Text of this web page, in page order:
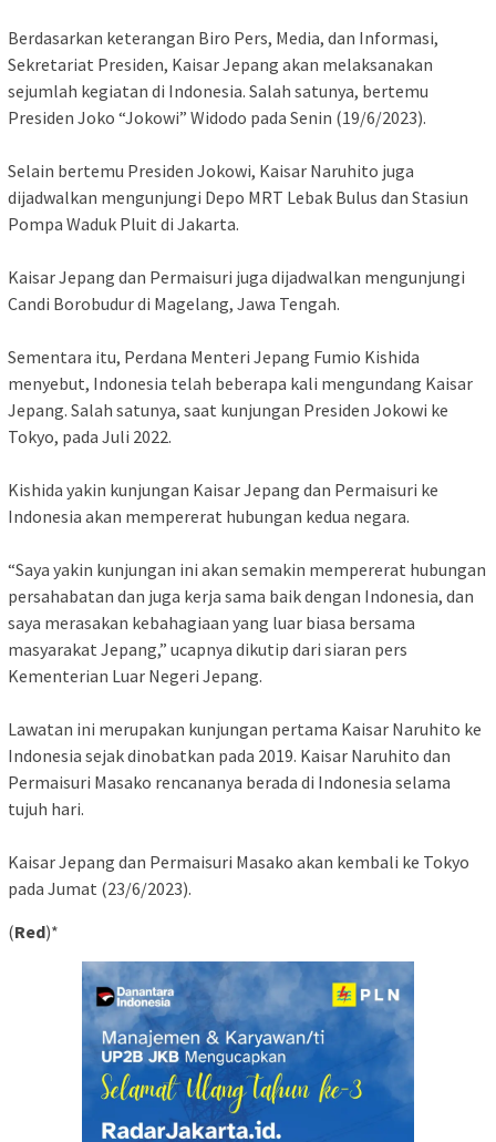
Berdasarkan keterangan Biro Pers, Media, dan Informasi,
Sekretariat Presiden, Kaisar Jepang akan melaksanakan
sejumlah kegiatan di Indonesia. Salah satunya, bertemu
Presiden Joko “Jokowi” Widodo pada Senin (19/6/2023).
Selain bertemu Presiden Jokowi, Kaisar Naruhito juga
dijadwalkan mengunjungi Depo MRT Lebak Bulus dan Stasiun
Pompa Waduk Pluit di Jakarta.
Kaisar Jepang dan Permaisuri juga dijadwalkan mengunjungi
Candi Borobudur di Magelang, Jawa Tengah.
Sementara itu, Perdana Menteri Jepang Fumio Kishida
menyebut, Indonesia telah beberapa kali mengundang Kaisar
Jepang. Salah satunya, saat kunjungan Presiden Jokowi ke
Tokyo, pada Juli 2022.
Kishida yakin kunjungan Kaisar Jepang dan Permaisuri ke
Indonesia akan mempererat hubungan kedua negara.
“Saya yakin kunjungan ini akan semakin mempererat hubungan
persahabatan dan juga kerja sama baik dengan Indonesia, dan
saya merasakan kebahagiaan yang luar biasa bersama
masyarakat Jepang,” ucapnya dikutip dari siaran pers
Kementerian Luar Negeri Jepang.
Lawatan ini merupakan kunjungan pertama Kaisar Naruhito ke
Indonesia sejak dinobatkan pada 2019. Kaisar Naruhito dan
Permaisuri Masako rencananya berada di Indonesia selama
tujuh hari.
Kaisar Jepang dan Permaisuri Masako akan kembali ke Tokyo
pada Jumat (23/6/2023).
(Red)*